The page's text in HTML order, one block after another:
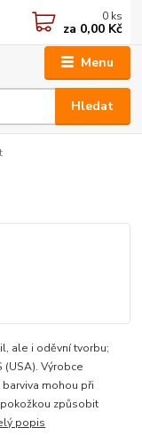
Menu
Hledat
0 ks
za 0,00 Kč
ale i oděvní tvorbu;
(USA). Výrobce
mohou při
způsobit
popis